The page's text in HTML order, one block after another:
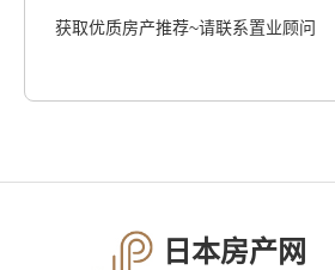
获取优质房产推荐~请联系置业顾问
日本房产网